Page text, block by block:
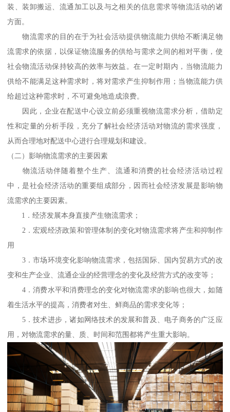
装、装卸搬运、流通加工以及与之相关的信息需求等物流活动的诸
方面。
物流需求的目的在于为社会活动提供物流能力供给不断满足物
流需求的依据，以保证物流服务的供给与需求之间的相对平衡，使
社会物流活动保持较高的效率与效益。在一定时期内，当物流能力
供给不能满足这种需求时，将对需求产生抑制作用；当物流能力供
给超过这种需求时，不可避免地造成浪费。
因此，企业在配送中心设立前必须重视物流需求分析，借助定
性和定量的分析手段，充分了解社会经济活动对物流的需求强度，
从而合理地对配送中心进行合理规划和建设。
（二）影响物流需求的主要因素
物流活动伴随着整个生产、流通和消费的社会经济活动过程
中，是社会经济活动的重要组成部分，因而社会经济发展是影响物
流需求的主要因素。
1．经济发展本身直接产生物流需求；
2．宏观经济政策和管理体制的变化对物流需求将产生和抑制作
用
3．市场环境变化影响物流需求，包括国际、国内贸易方式的改
变和生产企业、流通企业的经营理念的变化及经营方式的改变等；
4．消费水平和消费理念的变化对物流需求的影响也很大，如随
着生活水平的提高，消费者对生、鲜商品的需求变化等；
5．技术进步，诸如网络技术的发展和普及、电子商务的广泛应
用，对物流需求的量、质、时间和范围都将产生重大影响。